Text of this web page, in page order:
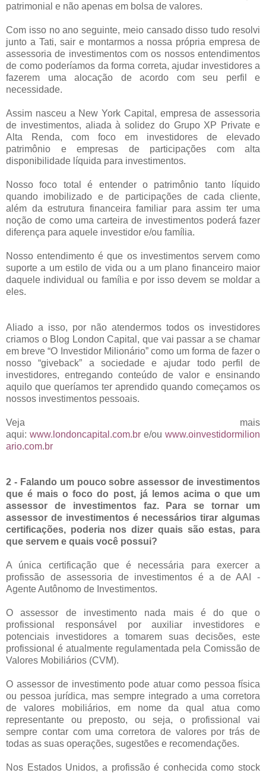
patrimonial e não apenas em bolsa de valores.
Com isso no ano seguinte, meio cansado disso tudo resolvi
junto a Tati, sair e montarmos a nossa própria empresa de
assessoria de investimentos com os nossos entendimentos
de como poderíamos da forma correta, ajudar investidores a
fazerem uma alocação de acordo com seu perfil e
necessidade.
Assim nasceu a New York Capital, empresa de assessoria
de investimentos, aliada à solidez do Grupo XP Private e
Alta Renda, com foco em investidores de elevado
patrimônio e empresas de participações com alta
disponibilidade líquida para investimentos.
Nosso foco total é entender o patrimônio tanto líquido
quando imobilizado e de participações de cada cliente,
além da estrutura financeira familiar para assim ter uma
noção de como uma carteira de investimentos poderá fazer
diferença para aquele investidor e/ou família.
Nosso entendimento é que os investimentos servem como
suporte a um estilo de vida ou a um plano financeiro maior
daquele individual ou família e por isso devem se moldar a
eles.
Aliado a isso, por não atendermos todos os investidores
criamos o Blog London Capital, que vai passar a se chamar
em breve “O Investidor Milionário” como um forma de fazer o
nosso “giveback” a sociedade e ajudar todo perfil de
investidores, entregando conteúdo de valor e ensinando
aquilo que queríamos ter aprendido quando começamos os
nossos investimentos pessoais.
Veja mais
aqui: www.londoncapital.com.br e/ou www.oinvestidormilion
ario.com.br
2 - Falando um pouco sobre assessor de investimentos
que é mais o foco do post, já lemos acima o que um
assessor de investimentos faz. Para se tornar um
assessor de investimentos é necessários tirar algumas
certificações, poderia nos dizer quais são estas, para
que servem e quais você possui?
A única certificação que é necessária para exercer a
profissão de assessoria de investimentos é a de AAI -
Agente Autônomo de Investimentos.
O assessor de investimento nada mais é do que o
profissional responsável por auxiliar investidores e
potenciais investidores a tomarem suas decisões, este
profissional é atualmente regulamentada pela Comissão de
Valores Mobiliários (CVM).
O assessor de investimento pode atuar como pessoa física
ou pessoa jurídica, mas sempre integrado a uma corretora
de valores mobiliários, em nome da qual atua como
representante ou preposto, ou seja, o profissional vai
sempre contar com uma corretora de valores por trás de
todas as suas operações, sugestões e recomendações.
Nos Estados Unidos, a profissão é conhecida como stock